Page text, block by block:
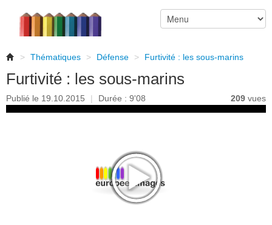
> Thématiques > Défense > Furtivité : les sous-marins
Furtivité : les sous-marins
Publié le 19.10.2015 | Durée : 9'08 209 vues